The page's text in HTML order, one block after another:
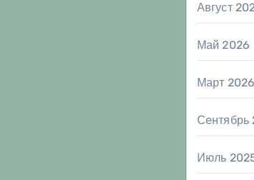
Август
Май 2026
Март 2026
Сентябрь
Июль